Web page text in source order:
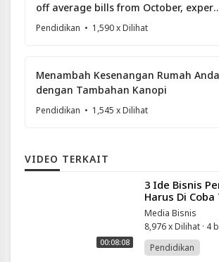
off average bills from October,
forecast
Pendidikan • 1,590 x Dilihat
Menambah Kesenangan Rumah Anda
dengan Tambahan Kanopi
Pendidikan • 1,545 x Dilihat
VIDEO TERKAIT
00:08:08
⁣3 Ide Bisnis
Harus Di Coba
Media Bisnis
8,976 x Dilihat · 4
Pendidikan